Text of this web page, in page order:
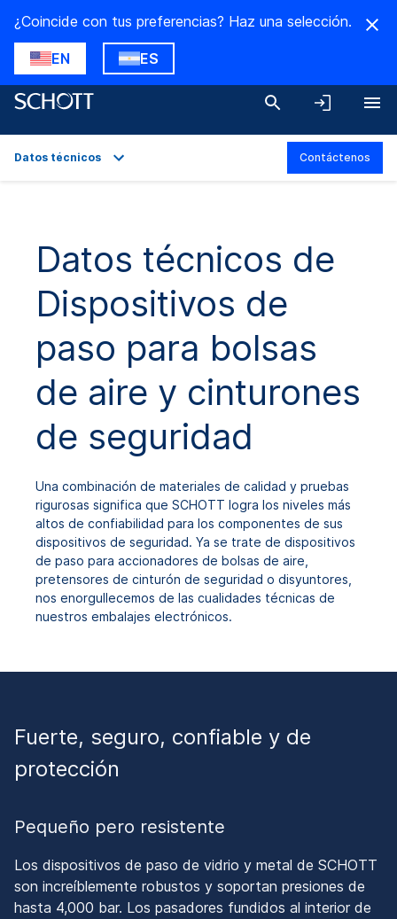
¿Coincide con tus preferencias? Haz una selección.
EN ES
Datos técnicos
Descargas
Datos técnicos Contáctenos
Datos técnicos de
Dispositivos de
paso para bolsas
de aire y cinturones
de seguridad
Una combinación de materiales de calidad y pruebas
rigurosas significa que SCHOTT logra los niveles más
altos de confiabilidad para los componentes de sus
dispositivos de seguridad. Ya se trate de dispositivos
de paso para accionadores de bolsas de aire,
pretensores de cinturón de seguridad o disyuntores,
nos enorgullecemos de las cualidades técnicas de
nuestros embalajes electrónicos.
Fuerte, seguro, confiable y de
protección
Pequeño pero resistente
Los dispositivos de paso de vidrio y metal de SCHOTT
son increíblemente robustos y soportan presiones de
hasta 4,000 bar. Los pasadores fundidos al interior de